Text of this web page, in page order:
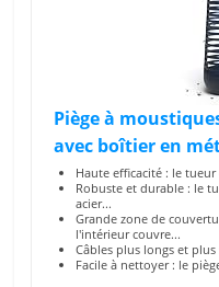
Piège à
avec boîtier en
Haute efficacité : le
Robuste et durable : le
acier...
Grande zone de
l'intérieur couvre...
Câbles plus longs et
Facile à nettoyer : le